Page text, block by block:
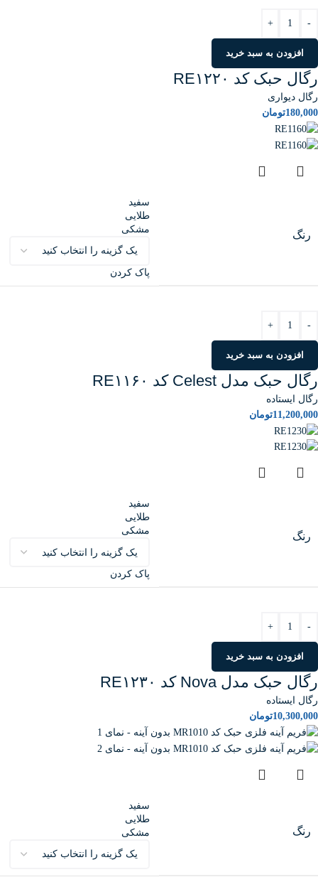
-
+
افزودن به سبد خرید
رگال حبک کد RE۱۲۲۰
رگال دیواری
180,000تومان
رنگ
سفید
طلایی
مشکی
پاک کردن
-
+
افزودن به سبد خرید
رگال حبک مدل Celest کد RE۱۱۶۰
رگال ایستاده
11,200,000تومان
رنگ
سفید
طلایی
مشکی
پاک کردن
-
+
افزودن به سبد خرید
رگال حبک مدل Nova کد RE۱۲۳۰
رگال ایستاده
10,300,000تومان
رنگ
سفید
طلایی
مشکی